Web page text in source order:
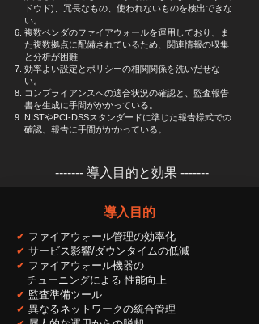
ドウド)、冗長なもの、使われないものを検出できな
い。
複数ベンダのファイアウォールを運用しており、ま
た複数拠点に配備されているため、関連情報の収集
と分析が困難
効率よい設定とポリシーの相関関係を洗いだせな
い。
コンプライアンスへの適合状況の確認と、監査報告
書を生成に手間がかかっている。
NISTやPCI-DSSスタンダードに準じた報告様式での
確認、報告に手間がかかっている。
------- ​導入目的と効果 -------
導入目的
✔ ファイアウォール管理の効率化
✔ サービス影響/ダウンタイムの低減
✔ ファイアウォール機器の
チューニングによる 性能向上
✔ 監査準備ツール
✔ 異なるネットワークの統合管理